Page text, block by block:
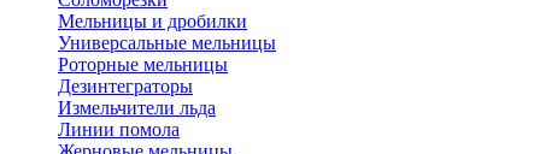
Мельницы и дробилки
Универсальные мельницы
Роторные мельницы
Дезинтеграторы
Измельчители льда
Линии помола